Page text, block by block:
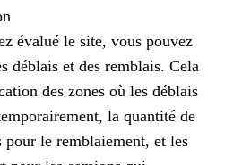
évalué le site, vous pouvez
déblais et des remblais. Cela
des zones où les déblais
la quantité de
pour le remblaiement, et les